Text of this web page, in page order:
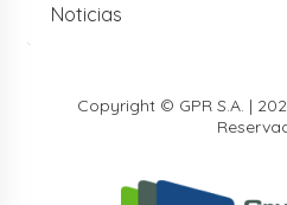
Noticias
Copyright © GPR S.A. |